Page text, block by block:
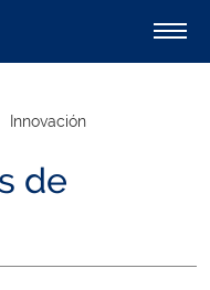
Innovación
de